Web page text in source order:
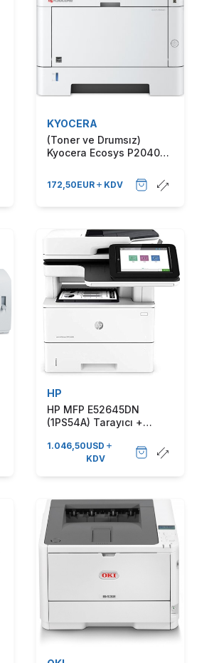
KYOCERA
(Toner ve Drumsız)
Kyocera Ecosys P2040dn
172,50EUR KDV
HP
HP MFP E52645DN
(1PS54A) Tarayıcı +
Fonksiyonlu Lazer Yazıcı
1.046,50USD
KDV